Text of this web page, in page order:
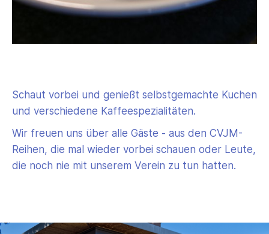
Schaut vorbei und genießt selbstgemachte Kuchen
und verschiedene Kaffeespezialitäten.
Wir freuen uns über alle Gäste - aus den CVJM-
Reihen, die mal wieder vorbei schauen oder Leute,
die noch nie mit unserem Verein zu tun hatten.